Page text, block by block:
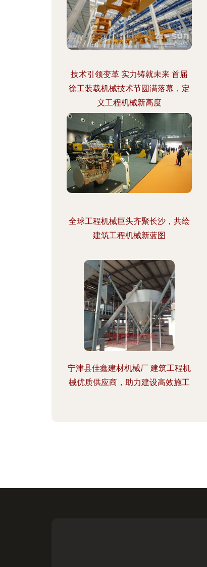
技术引领变革 实力铸就未来 首届
徐工装载机械技术节圆满落幕，定
义工程机械新高度
全球工程机械巨头齐聚长沙，共绘
建筑工程机械新蓝图
宁津县佳鑫建材机械厂 建筑工程机
械优质供应商，助力建设高效施工